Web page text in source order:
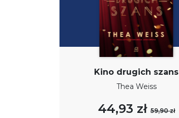
Kino drugich szans
Thea Weiss
44,93 zł59,90 zł